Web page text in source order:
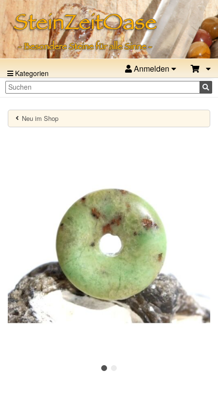
Kategorien Anmelden
Neu im Shop